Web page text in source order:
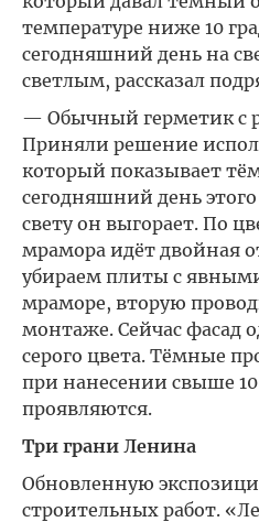
температуре ниже 10
сегодняшний день на
светлым, рассказал
— Обычный герметик с
Приняли решение
который показывает
сегодняшний день
свету он выгорает. По
мрамора идёт двойная
убираем плиты с
мраморе, вторую
монтаже. Сейчас фасад
серого цвета. Тёмные
при нанесении свыше 10
проявляются.
Три грани Ленина
Обновленную
строительных работ.